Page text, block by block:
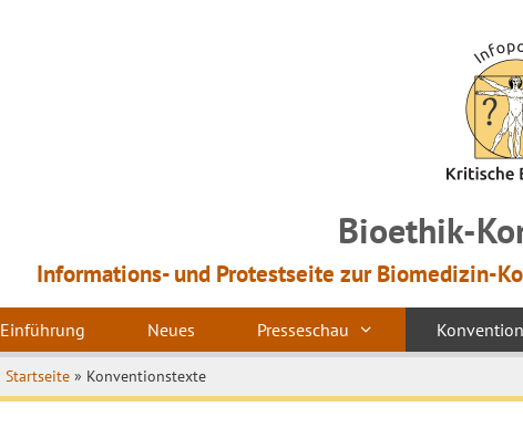
Bioethik-
Informations- und Protestseite zur Biomedizin-
Einführung Neues Presseschau
Startseite » Konventionstexte